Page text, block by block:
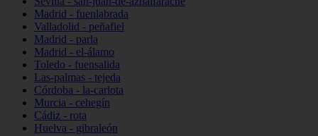
Madrid - fuenlabrada
Valladolid - peñafiel
Madrid - parla
Madrid - el-álamo
Toledo - fuensalida
Las-palmas - tejeda
Córdoba - la-carlota
Murcia - cehegín
Cádiz - rota
Huelva - gibraleón